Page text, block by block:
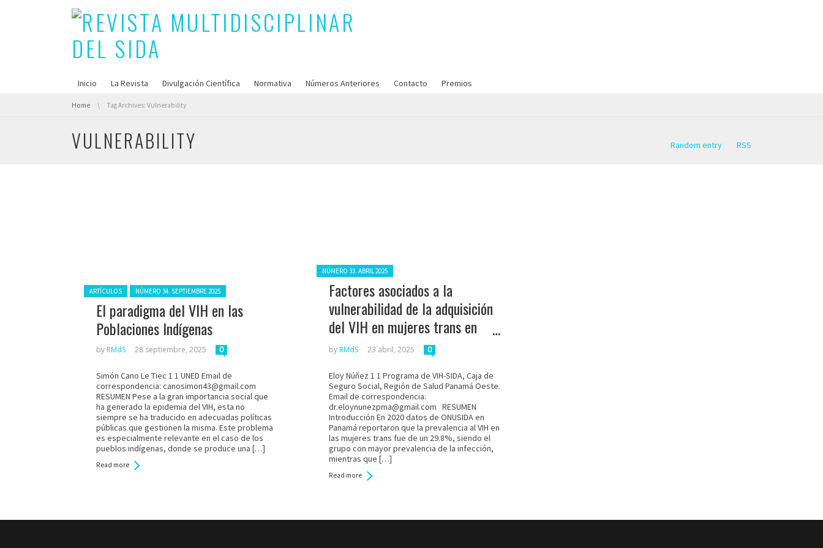
Inicio La Revista Divulgación Científica Normativa Números Anteriores Contacto Premios
You are here:
Home Tag Archives: Vulnerability
VULNERABILITY Random entry RSS
Posted in:
ARTÍCULOS NÚMERO 34. SEPTIEMBRE 2025
El paradigma del VIH en las
Poblaciones Indígenas
by RMdS 28 septiembre, 2025 0
Simón Cano Le Tiec 1 1 UNED Email de
correspondencia: canosimon43@gmail.com
RESUMEN Pese a la gran importancia social que
ha generado la epidemia del VIH, esta no
siempre se ha traducido en adecuadas políticas
públicas que gestionen la misma. Este problema
es especialmente relevante en el caso de los
pueblos indígenas, donde se produce una […]
Read more
Posted in:
NÚMERO 33. ABRIL 2025
Factores asociados a la
vulnerabilidad de la adquisición
del VIH en mujeres trans en
Panamá en los años 2022-
by RMdS 23 abril, 2025 0
Eloy Núñez 1 1 Programa de VIH-SIDA, Caja de
Seguro Social, Región de Salud Panamá Oeste.
Email de correspondencia:
dr.eloynunezpma@gmail.com RESUMEN
Introducción En 2020 datos de ONUSIDA en
Panamá reportaron que la prevalencia al VIH en
las mujeres trans fue de un 29.8%, siendo el
grupo con mayor prevalencia de la infección,
mientras que […]
Read more